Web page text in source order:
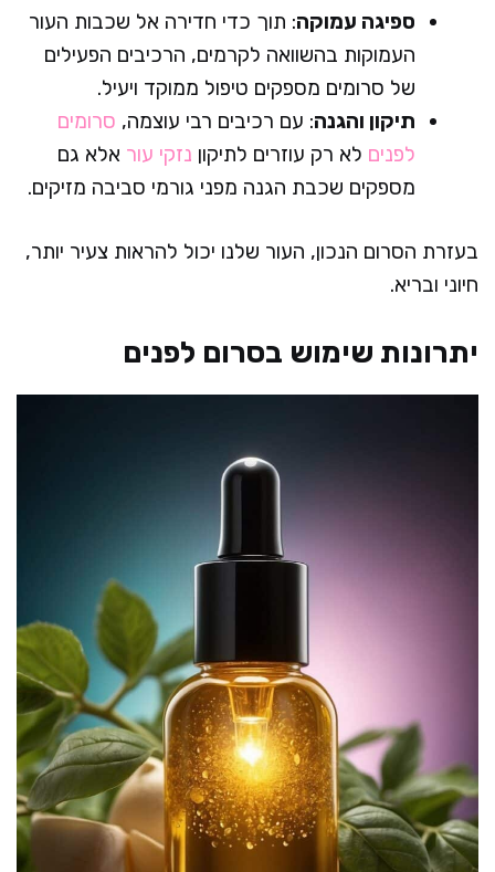
ספיגה עמוקה: תוך כדי חדירה אל שכבות העור
העמוקות בהשוואה לקרמים, הרכיבים הפעילים
של סרומים מספקים טיפול ממוקד ויעיל.
תיקון והגנה: עם רכיבים רבי עוצמה, סרומים
לפנים לא רק עוזרים לתיקון נזקי עור אלא גם
מספקים שכבת הגנה מפני גורמי סביבה מזיקים.
בעזרת הסרום הנכון, העור שלנו יכול להראות צעיר יותר,
חיוני ובריא.
יתרונות שימוש בסרום לפנים